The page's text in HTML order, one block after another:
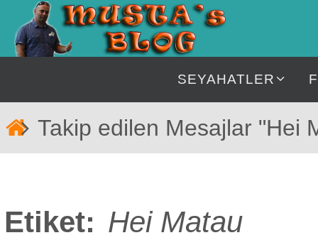
İçeriğe
geç
SEYAHATLER
Takip edilen Mesajlar "Hei
Etiket: Hei Matau